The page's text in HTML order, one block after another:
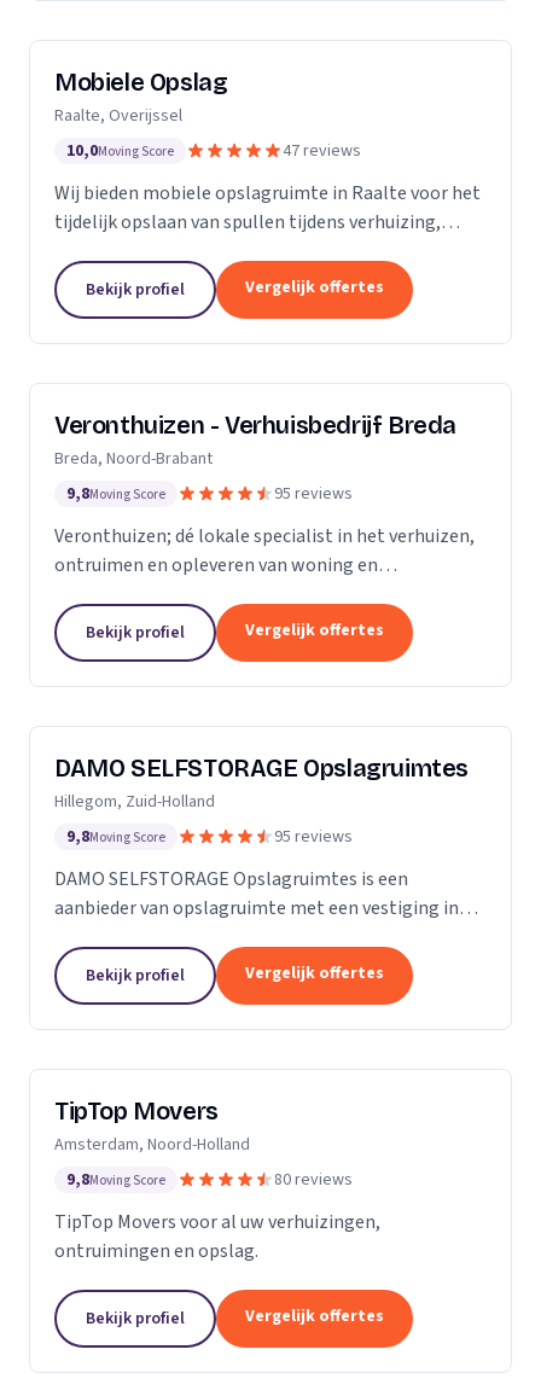
Mobiele Opslag
Raalte, Overijssel
10,0Moving Score 47 reviews
Wij bieden mobiele opslagruimte in Raalte voor het
tijdelijk opslaan van spullen tijdens verhuizing,
Bekijk profiel Vergelijk offertes
Veronthuizen - Verhuisbedrijf Breda
Breda, Noord-Brabant
9,8Moving Score 95 reviews
Veronthuizen; dé lokale specialist in het verhuizen,
ontruimen en opleveren van woning en
partner. Klanttevredenheid en een zorgeloze service
staat...
Bekijk profiel Vergelijk offertes
DAMO SELFSTORAGE Opslagruimtes
Hillegom, Zuid-Holland
9,8Moving Score 95 reviews
DAMO SELFSTORAGE Opslagruimtes is een
aanbieder van opslagruimte met een vestiging in
Bekijk profiel Vergelijk offertes
TipTop Movers
Amsterdam, Noord-Holland
9,8Moving Score 80 reviews
TipTop Movers voor al uw verhuizingen,
ontruimingen en opslag.
Bekijk profiel Vergelijk offertes